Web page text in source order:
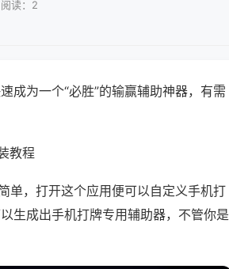
读：2
成为一个“必胜”的输赢辅助神器，有需
教程
单，打开这个应用便可以自定义手机打
生成出手机打牌专用辅助器，不管你是